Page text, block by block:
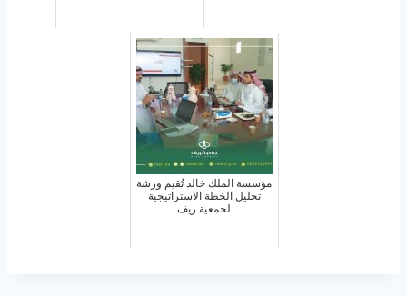
مؤسسة الملك خالد تُقيم ورشة
تحليل الخطة الاستراتيجية
لجمعية ريف